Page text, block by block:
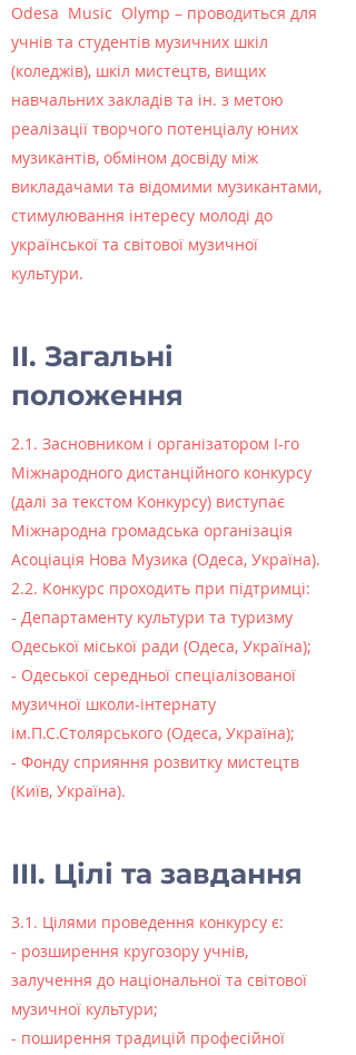
Оdesa Music Olymp – проводиться для
учнів та студентів музичних шкіл
(коледжів), шкіл мистецтв, вищих
навчальних закладів та ін. з метою
реалізації творчого потенціалу юних
музикантів, обміном досвіду між
викладачами та відомими музикантами,
стимулювання інтересу молоді до
української та світової музичної
культури.
II. Загальні
положення
2.1. Засновником і організатором I-го
Міжнародного дистанційного конкурсу
(далі за текстом Конкурсу) виступає
Міжнародна громадська організація
Асоціація Нова Музика (Одеса, Україна).
2.2. Конкурс проходить при підтримці:
- Департаменту культури та туризму
Одеської міської ради (Одеса, Україна);
- Одеської середньої спеціалізованої
музичної школи-інтернату
ім.П.С.Столярського (Одеса, Україна);
- Фонду сприяння розвитку мистецтв
(Київ, Україна).
III. Цілі та завдання
3.1. Цілями проведення конкурсу є:
- розширення кругозору учнів,
залучення до національної та світової
музичної культури;
- поширення традицій професійної